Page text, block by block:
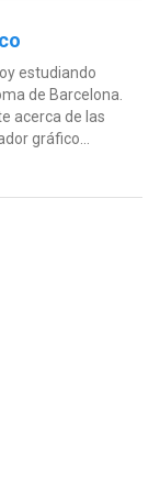
estudiando
de Barcelona.
acerca de las
gráfico...